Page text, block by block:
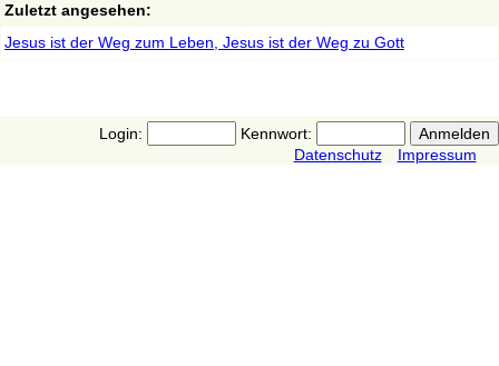
Zuletzt angesehen:
Jesus ist der Weg zum Leben, Jesus ist der Weg zu Gott
Login:
Kennwort:
Datenschutz
Impressum